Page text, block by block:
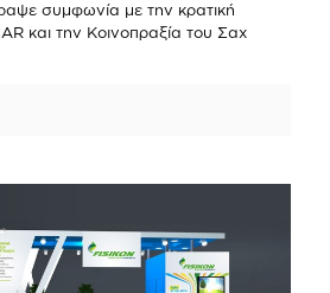
συμφωνία με την κρατική
και την Κοινοπραξία του Σαχ